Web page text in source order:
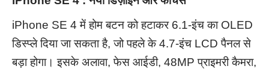
iPhone SE 4 में होम बटन को हटाकर 6.1-इंच का OLED
डिस्प्ले दिया जा सकता है, जो पहले के 4.7-इंच LCD पैनल से
बड़ा होगा। इसके अलावा, फेस आईडी, 48MP प्राइमरी कैमरा,